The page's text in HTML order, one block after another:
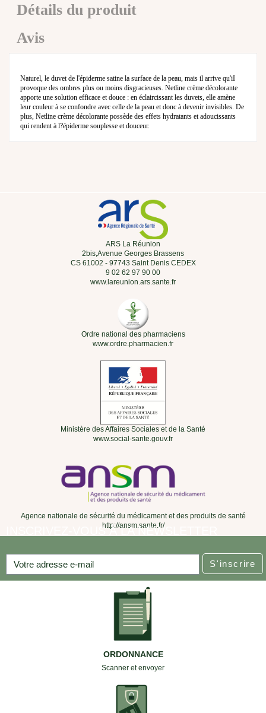
Détails du produit
Avis
Naturel, le duvet de l'épiderme satine la surface de la peau, mais il arrive qu'iI
provoque des ombres plus ou moins disgracieuses. Netline crème décolorante
apporte une solution efficace et douce : en éclaircissant les duvets, elle amène
leur couleur à se confondre avec celle de la peau et donc à devenir invisibles. De
plus, Netline crème décolorante possède des effets hydratants et adoucissants
qui rendent à l?épiderme souplesse et douceur.
ARS La Réunion
2bis,Avenue Georges Brassens
CS 61002 - 97743 Saint Denis CEDEX
9 02 62 97 90 00
www.lareunion.ars.sante.fr
Ordre national des pharmaciens
www.ordre.pharmacien.fr
Ministère des Affaires Sociales et de la Santé
www.social-sante.gouv.fr
Agence nationale de sécurité du médicament et des produits de santé
http://ansm.sante.fr/
INSCRIVEZ-VOUS À LA NEWSLETTER
S'inscrire
ORDONNANCE
Scanner et envoyer